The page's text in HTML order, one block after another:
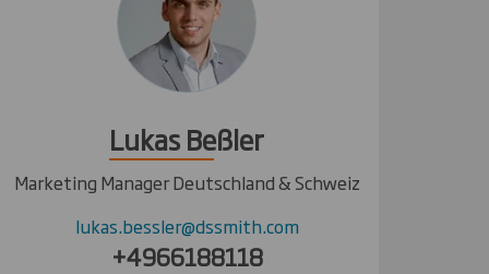
Lukas Beßler
Marketing Manager Deutschland & Schweiz
lukas.bessler@dssmith.com
+4966188118